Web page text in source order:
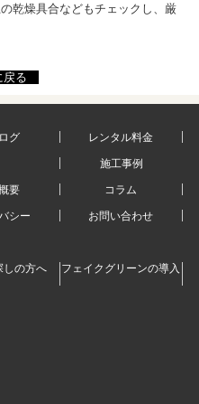
乾燥具合などもチェックし、厳
戻る
グ レンタル料金
施工事例
要 コラム
シー お問い合わせ
しの方へ フェイクグリーンの導入